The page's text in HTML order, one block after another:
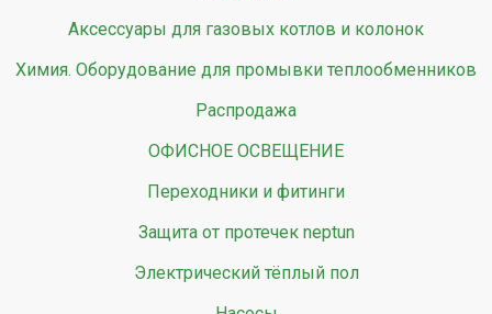
Аксессуары для газовых котлов и колонок
Химия. Оборудование для промывки теплообменников
Распродажа
ОФИСНОЕ ОСВЕЩЕНИЕ
Переходники и фитинги
Защита от протечек neptun
Электрический тёплый пол